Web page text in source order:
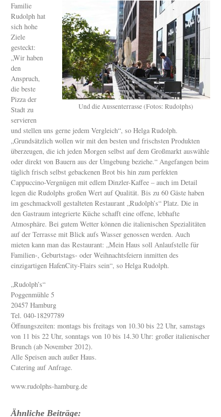
Und die Aussenterrasse (Fotos: Rudolphs)
Familie
Rudolph hat
sich hohe
Ziele
gesteckt:
„Wir haben
den
Anspruch,
die beste
Pizza der
Stadt zu
servieren
und stellen uns gerne jedem Vergleich“, so Helga Rudolph.
„Grundsätzlich wollen wir mit den besten und frischsten Produkten
überzeugen, die ich jeden Morgen selbst auf dem Großmarkt auswähle
oder direkt von Bauern aus der Umgebung beziehe.“ Angefangen beim
täglich frisch selbst gebackenen Brot bis hin zum perfekten
Cappuccino-Vergnügen mit edlem Dinzler-Kaffee – auch im Detail
legen die Rudolphs großen Wert auf Qualität. Bis zu 60 Gäste haben
im geschmackvoll gestalteten Restaurant „Rudolph’s“ Platz. Die in
den Gastraum integrierte Küche schafft eine offene, lebhafte
Atmosphäre. Bei gutem Wetter können die italienischen Spezialitäten
auf der Terrasse mit Blick aufs Wasser genossen werden. Auch
mieten kann man das Restaurant: „Mein Haus soll Anlaufstelle für
Familien-, Geburtstags- oder Weihnachtsfeiern inmitten des
einzigartigen HafenCity-Flairs sein“, so Helga Rudolph.
„Rudolph’s“
Poggenmühle 5
20457 Hamburg
Tel. 040-18297789
Öffnungszeiten: montags bis freitags von 10.30 bis 22 Uhr, samstags
von 11 bis 22 Uhr, sonntags von 10 bis 14.30 Uhr: großer italienischer
Brunch (ab November 2012).
Alle Speisen auch außer Haus.
Catering auf Anfrage.
www.rudolphs-hamburg.de
Ähnliche Beiträge: